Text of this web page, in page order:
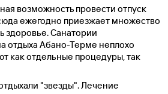
возможность провести отпуск
ежегодно приезжает множество
здоровье. Санатории
отдыха Абано-Терме неплохо
как отдельные процедуры, так
"звезды". Лечение